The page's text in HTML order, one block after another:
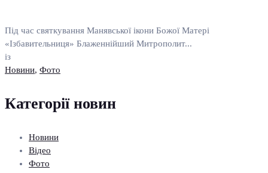
Під час святкування Манявської ікони Божої Матері
«Ізбавительниця» Блаженнійший Митрополит...
із
Новини, Фото
Категорії новин
Новини
Відео
Фото